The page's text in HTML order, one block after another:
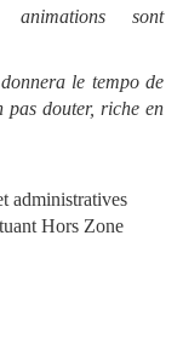
sont
donnera le tempo de
pas douter, riche en
administratives
Hors Zone